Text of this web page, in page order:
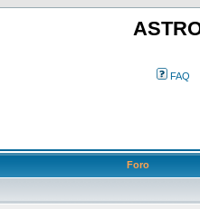
FAQ
Foro